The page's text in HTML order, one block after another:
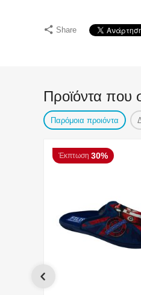
Share
Προϊόντα που
Παρόμοια προιόντα
Έκπτωση 30%